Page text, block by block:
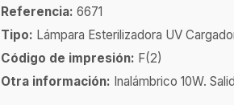
Referencia: 6671
Tipo: Lámpara Esterilizadora UV
Código de impresión: F(2)
Otra información: Inalámbrico 10W.